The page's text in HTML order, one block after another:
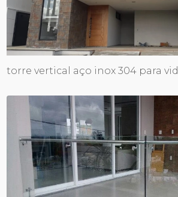
torre vertical aço inox 304 para